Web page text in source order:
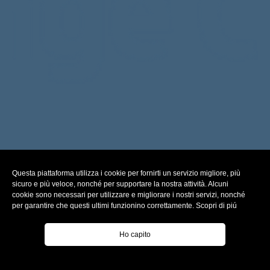
Questa piattaforma utilizza i cookie per fornirti un servizio migliore, più
sicuro e più veloce, nonché per supportare la nostra attività. Alcuni
cookie sono necessari per utilizzare e migliorare i nostri servizi, nonché
per garantire che questi ultimi funzionino correttamente. Scopri di piú
Ho capito